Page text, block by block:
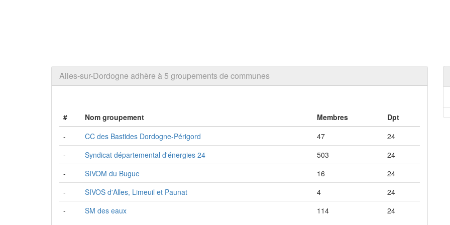
Alles-sur-Dordogne adhère à 5 groupements de communes
# Nom groupement Membres
Dpt
-
CC des Bastides Dordogne-Périgord 47
24
-
Syndicat départemental d'énergies 24 503
24
-
SIVOM du Bugue 16
24
-
SIVOS d'Alles, Limeuil et Paunat 4
24
-
SM des eaux 114 24